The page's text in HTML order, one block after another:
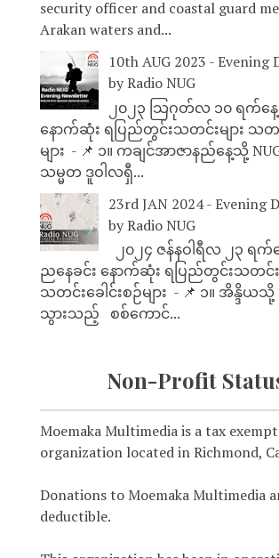
security officer and coastal guard
Arakan waters and...
10th AUG 2023 - Evening
by Radio NUG
၂၀၂၃ သြဂုတ်လ ၁၀ ရက်န
နောက်ဆုံး ရပြည်တွင်းသတင်းများ သတ
များ - 📌 ၁။ ကချင်အာဇာနည်နေ့သို့
သမ္မတ ဒူဝါလရှီ...
23rd JAN 2024 - Evening
by Radio NUG
၂၀၂၄ ဇန်နဝါရီလ ၂၃ ရက်
ညနေခင်း နောက်ဆုံး ရပြည်တွင်းသတင်း
သတင်းခေါင်းစဉ်များ - 📌 ၁။ အိန္ဒိယ
သွားသည့် စစ်ကောင်...
Non-Profit
Moemaka Multimedia is a tax exempt
organization located in Richmond,
Donations to Moemaka Multimedia
deductible.